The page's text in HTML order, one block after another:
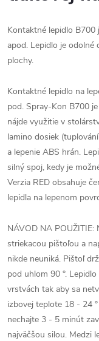
Kontaktné lepidlo B700
apod. Lepidlo je odolné
plochy.
Kontaktné lepidlo na
pod. Spray-Kon B700
nájde využitie v
lamino dosiek
a lepenie ABS hrán.
silný spoj, kedy je
Verzia RED obsahuje
lepidla na lepenom
NÁVOD NA
striekacou pištoľou a
nikde neuniká. Pištoľ
pod uhlom 90 °.
vrstvách tak aby sa
izbovej teplote 18 - 24
nechajte 3 - 5 minút
najväčšou silou. Medzi